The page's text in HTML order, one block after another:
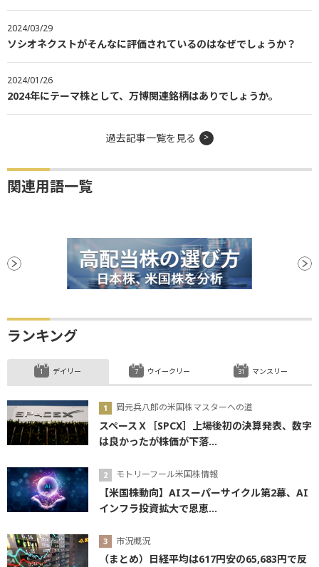
2024/03/29
ソシオネクストがそんなに評価されているのはなぜでしょうか？
2024/01/26
2024年にテーマ株として、万博関連銘柄はありでしょうか。
過去記事一覧を見る
関連用語一覧
ランキング
デイリー
岡元兵八郎の米国株マスターへの道
スペースＸ［SPCX］上場後初の決算発表、数字
は良かったが株価が下落...
モトリーフール米国株情報
【米国株動向】AIスーパーサイクル第2幕、AI
インフラ投資拡大で恩恵...
市況概況
（まとめ）日経平均は617円安の65,683円で反
ウイークリー マンスリー